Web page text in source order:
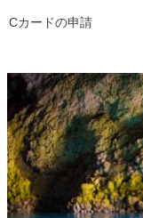
Cカードの申請